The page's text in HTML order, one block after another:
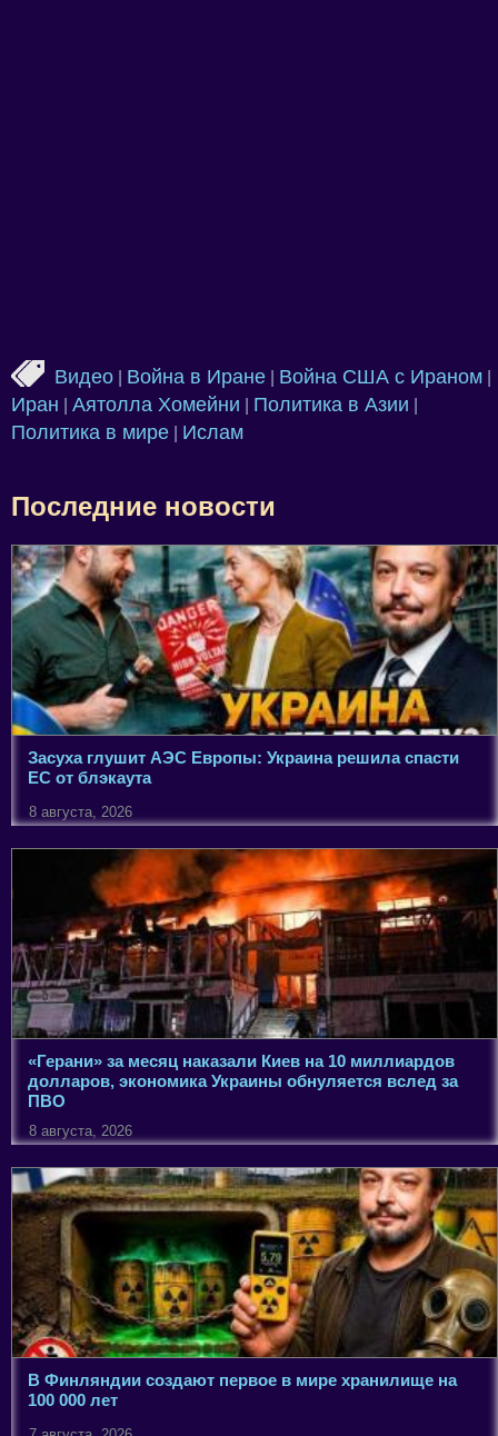
Видео Война в Иране Война США с Ираном
Иран Аятолла Хомейни Политика в Азии
Политика в мире Ислам
Последние новости
Засуха глушит АЭС Европы: Украина решила спасти
ЕС от блэкаута
8 августа, 2026
«Герани» за месяц наказали Киев на 10 миллиардов
долларов, экономика Украины обнуляется вслед за
ПВО
8 августа, 2026
В Финляндии создают первое в мире хранилище на
100 000 лет